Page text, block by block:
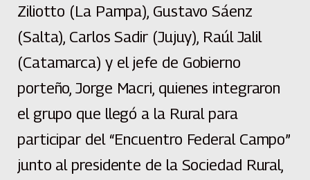
Ziliotto (La Pampa), Gustavo Sáenz
(Salta), Carlos Sadir (Jujuy), Raúl Jalil
(Catamarca) y el jefe de Gobierno
porteño, Jorge Macri, quienes integraron
el grupo que llegó a la Rural para
participar del “Encuentro Federal Campo”
junto al presidente de la Sociedad Rural,